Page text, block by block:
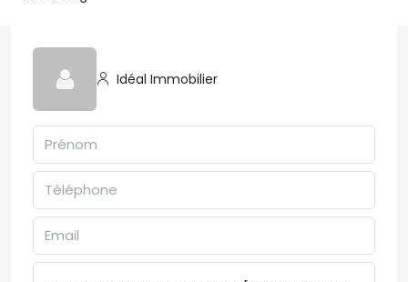
Idéal Immobilier